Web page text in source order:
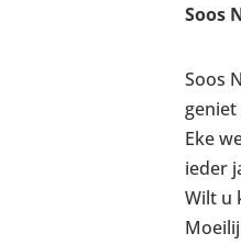
Soos
Soos
Eke
ieder
Wilt u